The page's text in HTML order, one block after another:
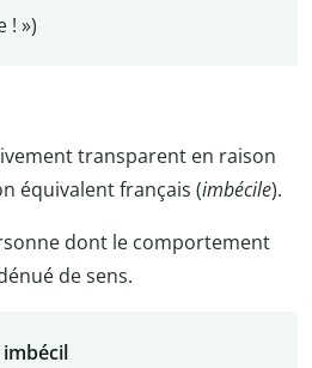
! »)
transparent en raison
équivalent français (imbécile).
dont le comportement
de sens.